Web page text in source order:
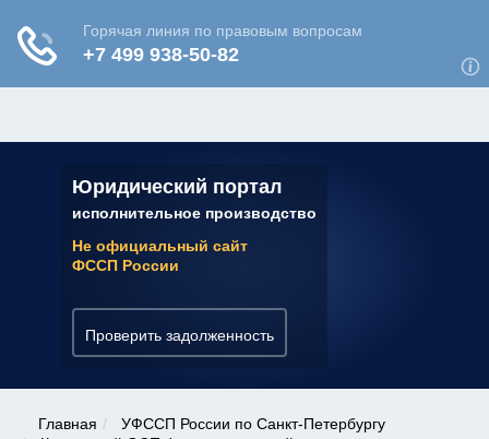
Юридический портал
исполнительное производство
Не официальный сайт
ФССП России
Проверить задолженность
✆ 7 (800) 350-22-64
Главная
УФССП России по Санкт-Петербургу